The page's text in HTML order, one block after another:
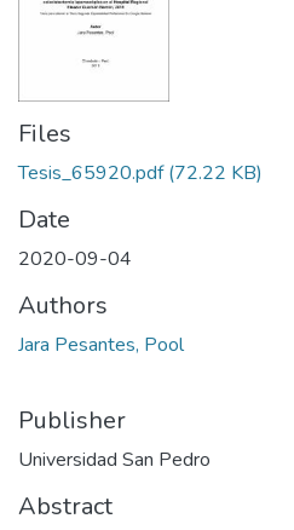
Files
Tesis_65920.pdf(72.22 KB)
Date
2020-09-04
Authors
Jara Pesantes, Pool
Publisher
Universidad San Pedro
Abstract